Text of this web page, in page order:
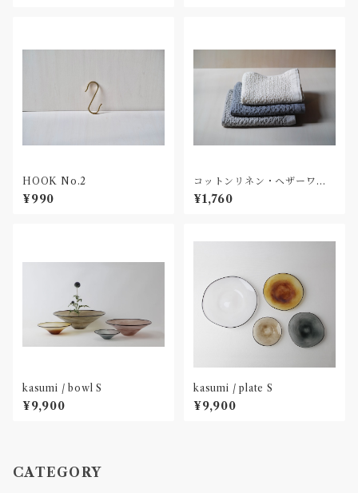
HOOK No.2
¥990
コットンリネン・ヘザーワッ
フル M
¥1,760
kasumi / bowl S
¥9,900
kasumi / plate S
¥9,900
CATEGORY